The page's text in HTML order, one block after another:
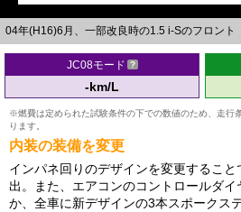
04年(H16)6月、一部改良時の1.5 i-Sのフロント
JC08モード
-km/L
※燃費は定められた試験条件の下での数値のため、走行
ります。
内装の装備を変更
インパネ回りのデザインを変更するこ
出。また、エアコンのコントロールダ
か、全車に新デザインの3本スポークス